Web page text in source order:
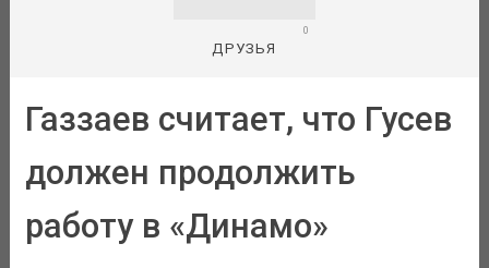
ДРУЗЬЯ
0
Газзаев считает, что Гусев
должен продолжить
работу в «Динамо»